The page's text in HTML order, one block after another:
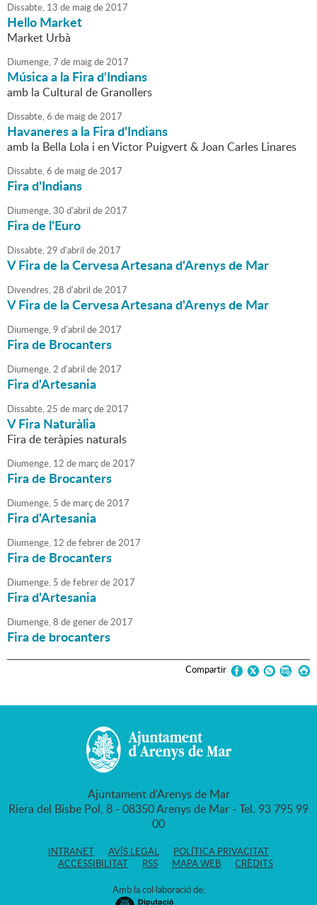
Dissabte, 13 de maigde2017
Hello Market
Market Urbà
Diumenge,7 de maigde2017
Música a la Fira d'Indians
amb la Cultural de Granollers
Dissabte,6 de maigde2017
Havaneres a la Fira d'Indians
amb la Bella Lola i en Victor Puigvert & Joan Carles Linares
Dissabte,6 de maigde2017
Fira d'Indians
Diumenge,30 d'abril de2017
Fira de l'Euro
Dissabte,29 d'abril de2017
V Fira de la Cervesa Artesana d'Arenys de Mar
Divendres,28 d'abril de2017
V Fira de la Cervesa Artesana d'Arenys de Mar
Diumenge,9 d'abril de2017
Fira de Brocanters
Diumenge,2 d'abril de2017
Fira d'Artesania
Dissabte,25 de marçde2017
V Fira Naturàlia
Fira de teràpies naturals
Diumenge, 12 de marçde2017
Fira de Brocanters
Diumenge, 5 de marçde2017
Fira d'Artesania
Diumenge, 12 defebrerde2017
Fira de Brocanters
Diumenge, 5 defebrerde2017
Fira d'Artesania
Diumenge,8 degenerde2017
Fira de brocanters
Compartir
Ajuntament d'Arenys de Mar
Riera del Bisbe Pol, 8 - 08350 Arenys de Mar - Tel. 93 795 99
00
INTRANET AVÍS LEGAL
POLÍTICA PRIVACITAT
ACCESSIBILITAT
RSS MAPA WEB CRÈDITS
Amb la col·laboració de: